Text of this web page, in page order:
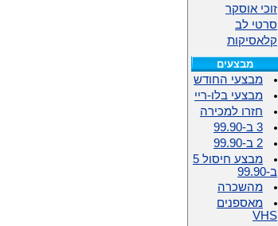
זוכי אוסקר
סרטי לב
קלאסיקות
מבצעים
מבצעי החודש
מבצעי בלו-ריי
חזרו למכירה
3 ב-99.90
2 ב-99.90
מבצע חיסול 5
ב-99.90
מהשכרה
מאספנים
VHS